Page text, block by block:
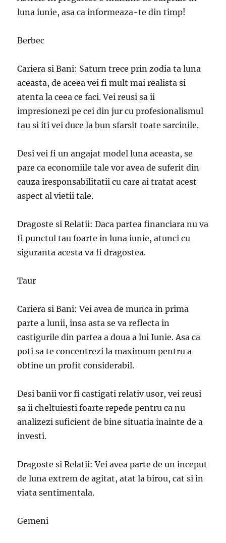
luna iunie, asa ca informeaza-te din timp!
Berbec
Cariera si Bani: Saturn trece prin zodia ta luna
aceasta, de aceea vei fi mult mai realista si
atenta la ceea ce faci. Vei reusi sa ii
impresionezi pe cei din jur cu profesionalismul
tau si iti vei duce la bun sfarsit toate sarcinile.
Desi vei fi un angajat model luna aceasta, se
pare ca economiile tale vor avea de suferit din
cauza iresponsabilitatii cu care ai tratat acest
aspect al vietii tale.
Dragoste si Relatii: Daca partea financiara nu va
fi punctul tau foarte in luna iunie, atunci cu
siguranta acesta va fi dragostea.
Taur
Cariera si Bani: Vei avea de munca in prima
parte a lunii, insa asta se va reflecta in
castigurile din partea a doua a lui Iunie. Asa ca
poti sa te concentrezi la maximum pentru a
obtine un profit considerabil.
Desi banii vor fi castigati relativ usor, vei reusi
sa ii cheltuiesti foarte repede pentru ca nu
analizezi suficient de bine situatia inainte de a
investi.
Dragoste si Relatii: Vei avea parte de un inceput
de luna extrem de agitat, atat la birou, cat si in
viata sentimentala.
Gemeni